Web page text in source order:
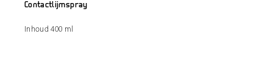
Contactlijmspray
Inhoud 400 ml